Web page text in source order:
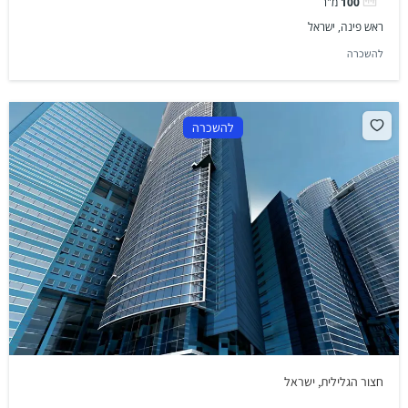
ראש פינה, ישראל
להשכרה
להשכרה
חצור הגלילית, ישראל